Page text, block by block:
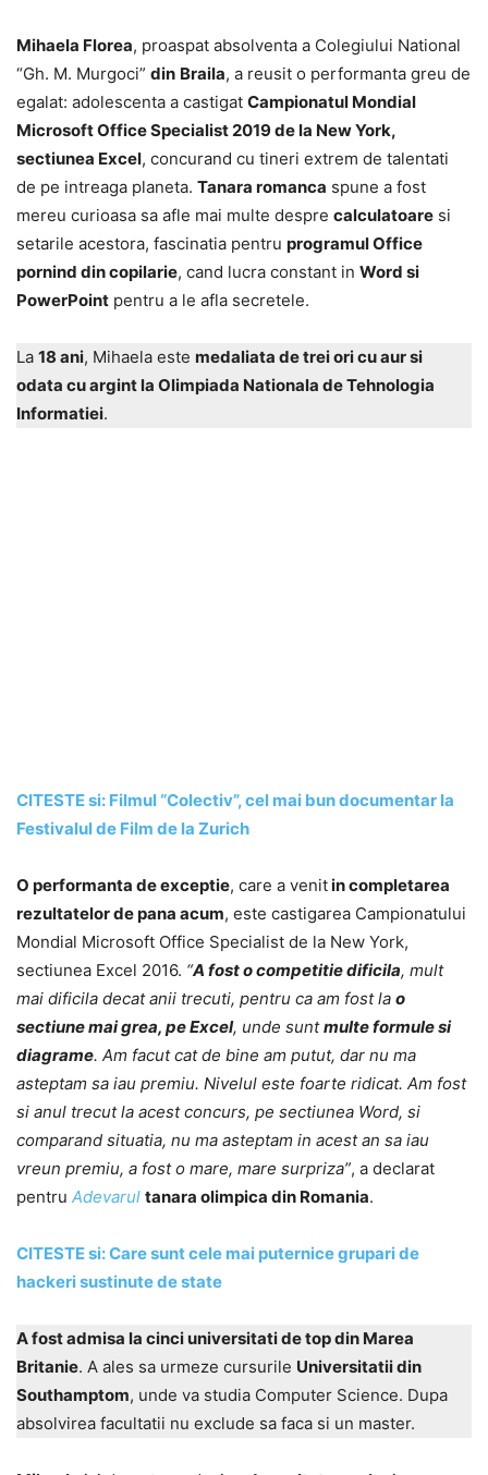
Mihaela Florea, proaspat absolventa a Colegiului National
“Gh. M. Murgoci” din Braila, a reusit o performanta greu de
egalat: adolescenta a castigat Campionatul Mondial
Microsoft Office Specialist 2019 de la New York,
sectiunea Excel, concurand cu tineri extrem de talentati
de pe intreaga planeta. Tanara romanca spune a fost
mereu curioasa sa afle mai multe despre calculatoare si
setarile acestora, fascinatia pentru programul Office
pornind din copilarie, cand lucra constant in Word si
PowerPoint pentru a le afla secretele.
La 18 ani, Mihaela este medaliata de trei ori cu aur si
odata cu argint la Olimpiada Nationala de Tehnologia
Informatiei.
CITESTE si: Filmul “Colectiv”, cel mai bun documentar la
Festivalul de Film de la Zurich
O performanta de exceptie, care a venitin completarea
rezultatelor de pana acum, este castigarea Campionatului
Mondial Microsoft Office Specialist de la New York,
sectiunea Excel 2016. “A fost o competitie dificila, mult
mai dificila decat anii trecuti, pentru ca am fost la o
sectiune mai grea, pe Excel, unde suntmulte formule si
diagrame. Am facut cat de bine am putut, dar nu ma
asteptam sa iau premiu. Nivelul este foarte ridicat. Am fost
si anul trecut la acest concurs, pe sectiunea Word, si
comparand situatia, nu ma asteptam in acest an sa iau
vreun premiu, a fost o mare, mare surpriza”, a declarat
pentru Adevarul tanara olimpica din Romania.
CITESTE si: Care sunt cele mai puternice grupari de
hackeri sustinute de state
A fost admisa la cinci universitati de top din Marea
Britanie. A ales sa urmeze cursurile Universitatii din
Southamptom, unde va studia Computer Science. Dupa
absolvirea facultatii nu exclude sa faca si un master.